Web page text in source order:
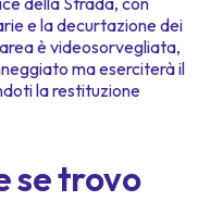
e la decurtazione dei
è videosorvegliata,
ma eserciterà il
la restituzione
se trovo